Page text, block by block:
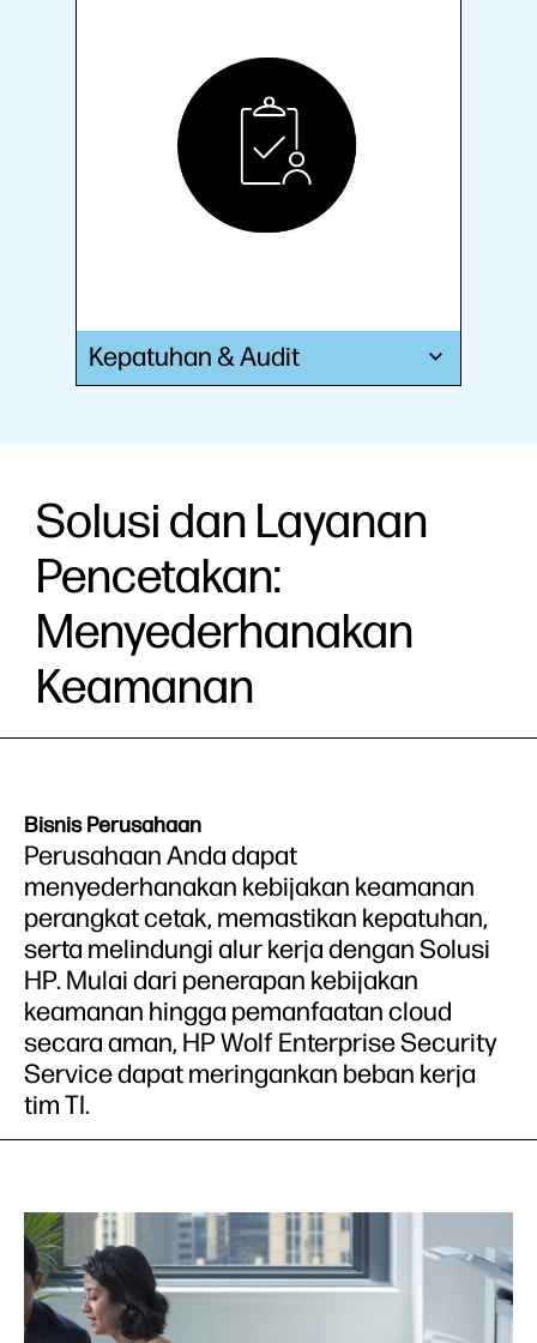
Kepatuhan & Audit
Solusi dan Layanan
Pencetakan:
Menyederhanakan
Keamanan
Bisnis Perusahaan
Perusahaan Anda dapat
menyederhanakan kebijakan keamanan
perangkat cetak, memastikan kepatuhan,
serta melindungi alur kerja dengan Solusi
HP. Mulai dari penerapan kebijakan
keamanan hingga pemanfaatan cloud
secara aman, HP Wolf Enterprise Security
Service dapat meringankan beban kerja
tim TI.